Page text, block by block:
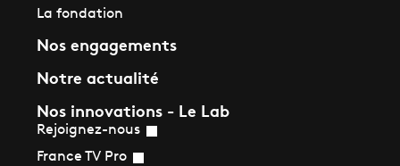
La fondation
Nos engagements
Notre actualité
Nos innovations - Le Lab
Rejoignez-nous
France TV Pro